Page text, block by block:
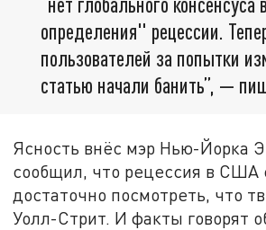
определения" рецессии.
пользователей за попытки
статью начали банить”, —
Ясность внёс мэр Нью-Йорка
сообщил, что рецессия в США
достаточно посмотреть, что
Уолл-Стрит. И факты говорят